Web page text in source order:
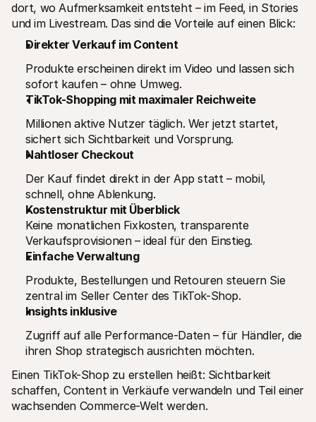
dort, wo Aufmerksamkeit entsteht – im Feed, in Stories
und im Livestream. Das sind die Vorteile auf einen Blick:
Direkter Verkauf im Content
Produkte erscheinen direkt im Video und lassen sich
sofort kaufen – ohne Umweg.
TikTok-Shopping mit maximaler Reichweite
Millionen aktive Nutzer täglich. Wer jetzt startet,
sichert sich Sichtbarkeit und Vorsprung.
Nahtloser Checkout
Der Kauf findet direkt in der App statt – mobil,
schnell, ohne Ablenkung.
Kostenstruktur mit Überblick
Keine monatlichen Fixkosten, transparente
Verkaufsprovisionen – ideal für den Einstieg.
Einfache Verwaltung
Produkte, Bestellungen und Retouren steuern Sie
zentral im Seller Center des TikTok-Shop.
Insights inklusive
Zugriff auf alle Performance-Daten – für Händler, die
ihren Shop strategisch ausrichten möchten.
Einen TikTok-Shop zu erstellen heißt: Sichtbarkeit
schaffen, Content in Verkäufe verwandeln und Teil einer
wachsenden Commerce-Welt werden.